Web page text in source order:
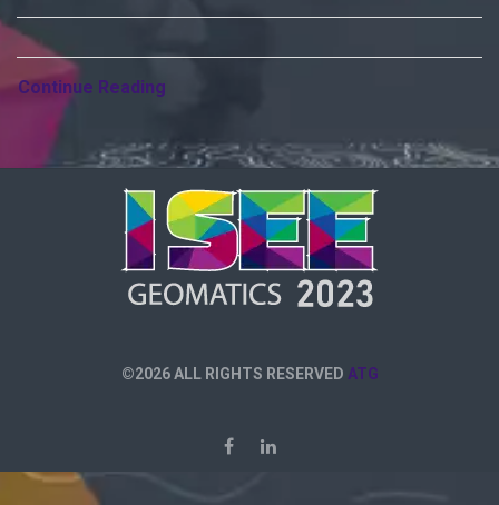
Continue Reading
©2026 ALL RIGHTS RESERVED ATG